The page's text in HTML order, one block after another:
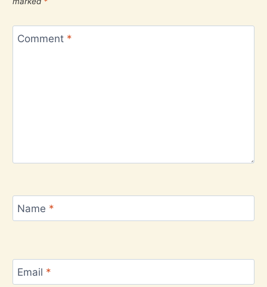
Comment *
Name *
Email *